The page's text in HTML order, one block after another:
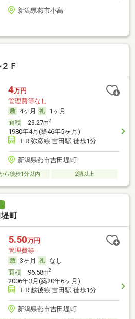
新潟県燕市小高
Ｆ
4万円
管理費等なし
4ヶ月
1ヶ月
面積23.27m2
1980年4月(築46年5ヶ月)
ＪＲ弥彦線 吉田駅 徒歩1分
新潟県燕市吉田堤町
ら徒歩1分以内 2階以上
町
5.50万円
管理費等-
3ヶ月
なし
面積96.58m2
2006年3月(築20年6ヶ月)
ＪＲ越後線 吉田駅 徒歩1分
新潟県燕市吉田堤町